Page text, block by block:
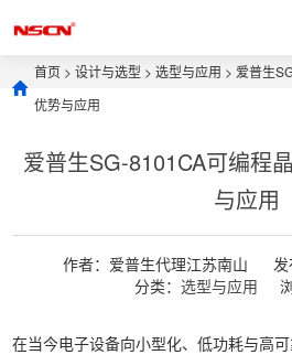
首页 >设计与选型 >选型与应用 > 爱普生
优势与应用
爱普生SG-8101CA可编程
与应用
作者：爱普生代理江苏南山
分类： 选型与应用
在当今电子设备向小型化、低功耗与高